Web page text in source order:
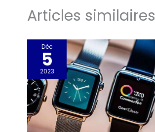
Articles similaires
Déc
5
2023